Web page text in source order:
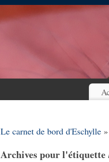
Le carnet de bord d'Eschylle
Archives pour l'étiquette